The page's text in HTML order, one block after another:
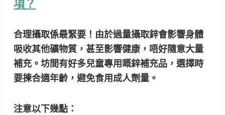
項？
合理攝取係最緊要！ 由於過量攝取鋅會影響身體
吸收其他礦物質，甚至影響健康，唔好隨意大量
補充。坊間有好多兒童專用嘅鋅補充品，選擇時
要揀合適年齡，避免食用成人劑量。
注意以下幾點：